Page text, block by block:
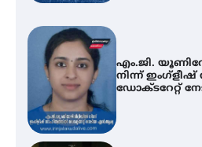
എം.ജി.
നിന്ന്
ഡോക്ടറേറ്റ്